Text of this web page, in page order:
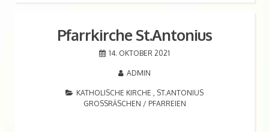
Pfarrkirche St.Antonius
14. OKTOBER 2021
ADMIN
KATHOLISCHE KIRCHE , ST.ANTONIUS
GROSSRÄSCHEN / PFARREIEN